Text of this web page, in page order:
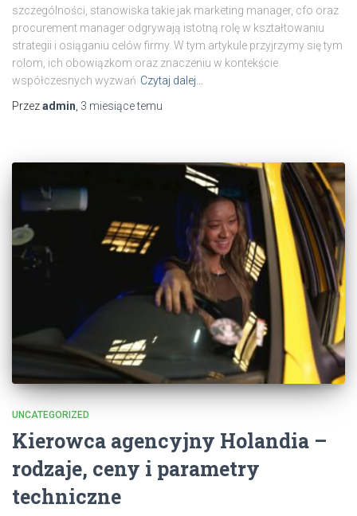
szczególności, stanowiska takie jak marketing manager, cfo oraz
procurement manager odgrywają istotną rolę w kształtowaniu
strategii i osiąganiu celów firmy. W tym artykule przyjrzymy się tym
rolom, ich obowiązkom oraz znaczeniu w kontekście
współczesnych wyzwań Czytaj dalej…
Przezadmin 3 miesiącetemu
UNCATEGORIZED
Kierowca agencyjny Holandia –
rodzaje, ceny i parametry
techniczne